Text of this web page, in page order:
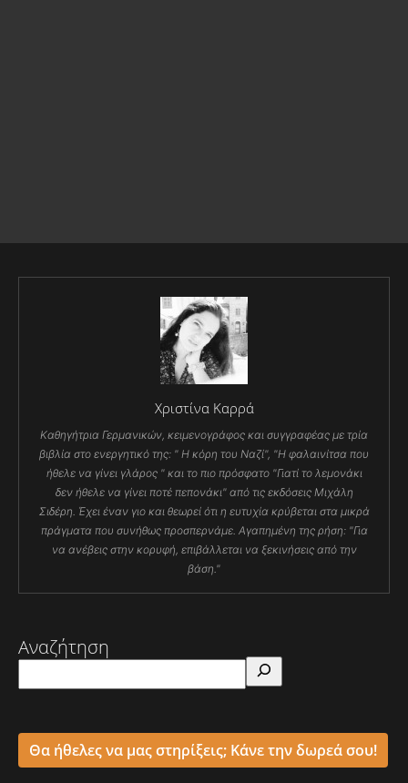
Χριστίνα Καρρά
Καθηγήτρια Γερμανικών, κειμενογράφος και συγγραφέας με τρία
βιβλία στο ενεργητικό της: " Η κόρη του Ναζί", "Η φαλαινίτσα που
ήθελε να γίνει γλάρος " και το πιο πρόσφατο "Γιατί το λεμονάκι
δεν ήθελε να γίνει ποτέ πεπονάκι" από τις εκδόσεις Μιχάλη
Σιδέρη. Έχει έναν γιο και θεωρεί ότι η ευτυχία κρύβεται στα μικρά
πράγματα που συνήθως προσπερνάμε. Αγαπημένη της ρήση: "Για
να ανέβεις στην κορυφή, επιβάλλεται να ξεκινήσεις από την
βάση."
Αναζήτηση
Θα ήθελες να μας στηρίξεις; Κάνε την δωρεά σου!